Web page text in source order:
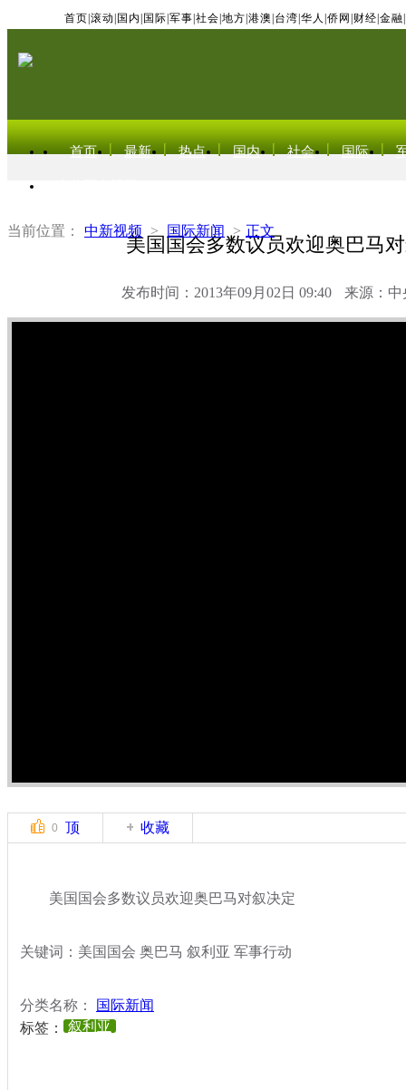
首页 滚动 国内 国际 军事 社会 地方 港澳 台湾 华人 侨网 财经 金融
首页 最新 热点 国内 社会 国际
当前位置： 中新视频 > 国际新闻 > 正文
美国国会多数议员欢迎奥巴马
发布时间：2013年09月02日 09:40 来源：中
0 顶 收藏
美国国会多数议员欢迎奥巴马对叙决定
关键词：美国国会 奥巴马 叙利亚 军事行动
分类名称：
国际新闻
标签：
叙利亚